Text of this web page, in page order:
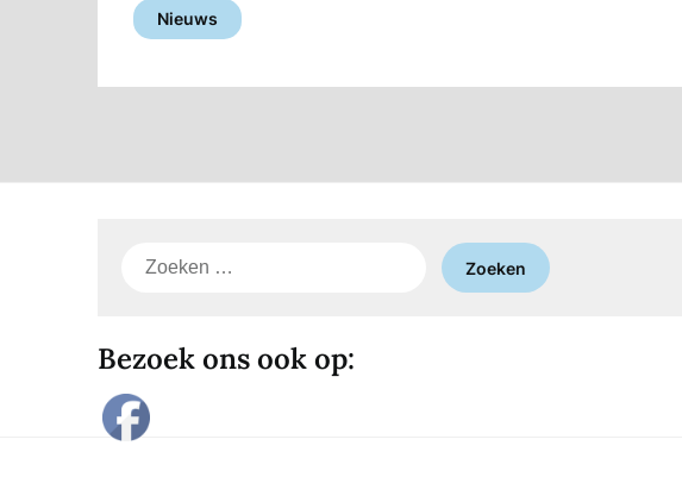
Nieuws
Zoeken
Bezoek ons ook op: